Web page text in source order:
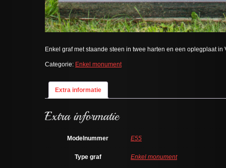
Enkel graf met staande steen in twee harten en een oplegplaat in
Categorie: Enkel monument
Extra informatie
Modelnummer E55
Type graf Enkel monument